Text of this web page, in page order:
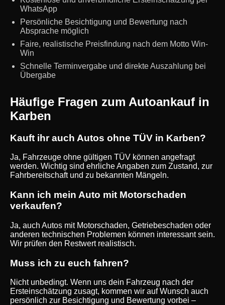
WhatsApp
Persönliche Besichtigung und Bewertung nach
Absprache möglich
Faire, realistische Preisfindung nach dem Motto Win-
Win
Schnelle Terminvergabe und direkte Auszahlung bei
Übergabe
Häufige Fragen zum Autoankauf in
Karben
Kauft ihr auch Autos ohne TÜV in Karben?
Ja, Fahrzeuge ohne gültigen TÜV können angefragt
werden. Wichtig sind ehrliche Angaben zum Zustand, zur
Fahrbereitschaft und zu bekannten Mängeln.
Kann ich mein Auto mit Motorschaden
verkaufen?
Ja, auch Autos mit Motorschaden, Getriebeschaden oder
anderen technischen Problemen können interessant sein.
Wir prüfen den Restwert realistisch.
Muss ich zu euch fahren?
Nicht unbedingt. Wenn uns dein Fahrzeug nach der
Ersteinschätzung zusagt, kommen wir auf Wunsch auch
persönlich zur Besichtigung und Bewertung vorbei –